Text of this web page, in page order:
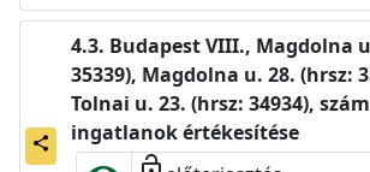
share
Budapest VIII., Magdolna
35339), Magdolna u. 28. (hrsz:
Tolnai u. 23. (hrsz: 34934),
ingatlanok értékesítése